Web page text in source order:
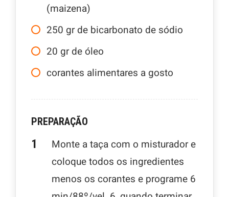
(maizena)
250 gr de bicarbonato de sódio
20 gr de óleo
corantes alimentares a gosto
PREPARAÇÃO
Monte a taça com o misturador e
coloque todos os ingredientes
menos os corantes e programe 6